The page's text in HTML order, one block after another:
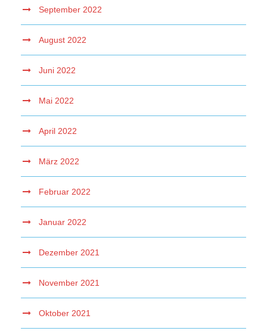
September 2022
August 2022
Juni 2022
Mai 2022
April 2022
März 2022
Februar 2022
Januar 2022
Dezember 2021
November 2021
Oktober 2021